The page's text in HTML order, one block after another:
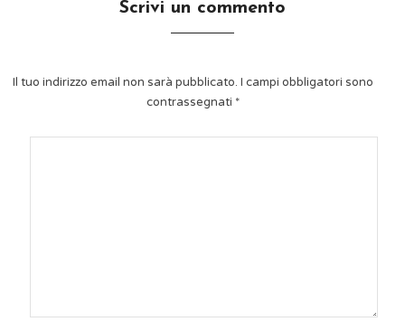
Scrivi un commento
Il tuo indirizzo email non sarà pubblicato. I campi obbligatori sono
contrassegnati *